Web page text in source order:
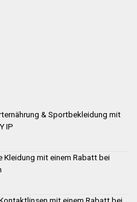
& Sportbekleidung mit
IP
Kleidung mit einem Rabatt bei